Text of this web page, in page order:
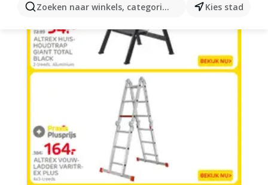
Zoeken naar winkels, categorieën, producten...
Kies stad